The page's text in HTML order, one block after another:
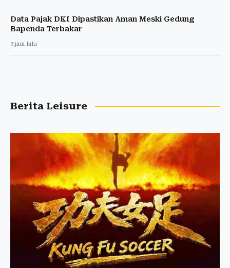
Data Pajak DKI Dipastikan Aman Meski Gedung
Bapenda Terbakar
3 jam lalu
Berita Leisure